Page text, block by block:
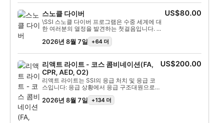
물을 마음껏 즐기는 데 집중할 수 있는 최적의 과정입니
다. 아직 오픈 워터 다이버 자격증을 취득하지 못한 분
이라면, 스쿠버 스킬 업데이트 과정을 통해 개방 수역
훈련 다이빙 전에 기술을 연습할 수 있습니다. 정해진
기간이 없으므로 원하는 만큼 시간을 투자하여 연습하
고 싶은 기술에 집중할 수 있습니다.
스노클 다이버
\SSI 스노클 다이버 프로그램은 수중 세계에 대
한 여러분의 열정을 발견하는 첫걸음입니다. 스
노클링을 배우고 수중 세계의 매혹적인 풍경과
매혹적인 해양 생물을 탐험하는 데 필요한 자신
다이버 프로그램에 참여하기 위해 수영을 전문
적으로 할 필요는 없으며 연령 제한도 없습니다.
물속에서 편안함을 느끼고 부력을 유지할 수 있
으며 일생일대의 모험을 시작할 준비가 되어 있
으면 됩니다. 이 프로그램에서는 안전한 스노클
링에 필요한 장비와 기술을 배우게 됩니다. 오늘
스노클링 교육을 시작하고 SSI 스노클 다이버
자격증 카드를 획득하세요!
2026년 8월 7일 +64 더
US$80.00
리액트 라이트 - 코스 콤비네이션(FA,
CPR, AED, O2)
리액트 라이트는 SSI의 응급 처치 및 응급 코
스입니다: 응급 상황에서 응급 구조대원으로
서 행동하는 데 필요한 트레이닝과 지식을 제
공합니다. 이 다이빙 프로그램은 완전히 유연
2026년 8월 7일 +134 더
US$200.00